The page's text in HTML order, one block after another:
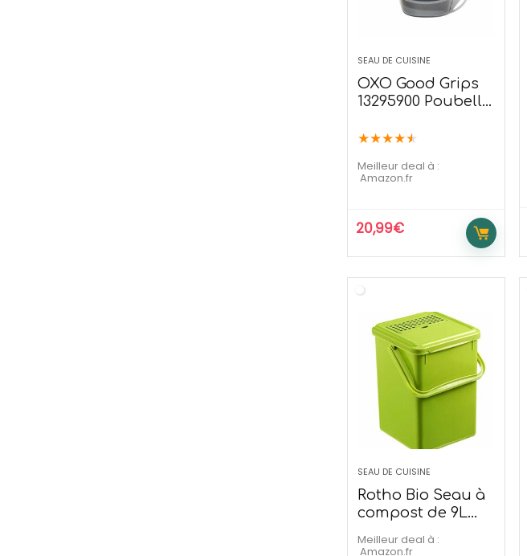
SEAU DE CUISINE
OXO Good Grips
13295900 Poubelle
2,83 L
★★★★★
Meilleur deal à :
Amazon.fr
20,99€
SEAU DE CUISINE
Rotho Bio Seau à
compost de 9L
Meilleur deal à :
Amazon.fr